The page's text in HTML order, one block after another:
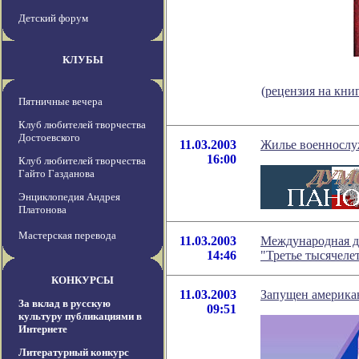
Детский форум
КЛУБЫ
Пятничные вечера
Клуб любителей творчества
Достоевского
Клуб любителей творчества
Гайто Газданова
Энциклопедия Андрея
Платонова
Мастерская перевода
КОНКУРСЫ
За вклад в русскую
культуру публикациями в
Интернете
Литературный конкурс
(рецензия на
11.03.2003
16:00
Жилье
11.03.2003
14:46
Международная
"Третье
11.03.2003
09:51
Запущен